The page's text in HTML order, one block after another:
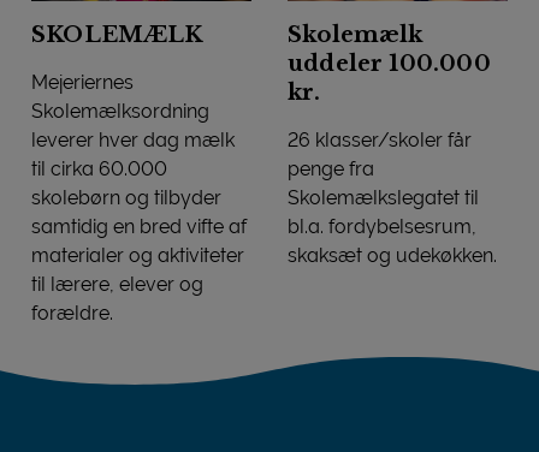
SKOLEMÆLK
Mejeriernes
Skolemælksordning
leverer hver dag mælk
til cirka 60.000
skolebørn og tilbyder
samtidig en bred vifte af
materialer og aktiviteter
til lærere, elever og
forældre.
Skolemælk
uddeler 100.000
kr.
26 klasser/skoler får
penge fra
Skolemælkslegatet til
bl.a. fordybelsesrum,
skaksæt og udekøkken.